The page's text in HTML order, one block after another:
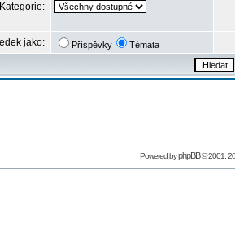
Kategorie:
jako: Příspěvky Témata
Powered byphpBB© 2001,